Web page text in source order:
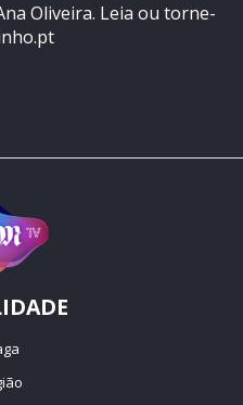
Oliveira. Leia ou torne-